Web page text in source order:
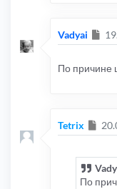
Vadyai
По причине
Tetrix
По